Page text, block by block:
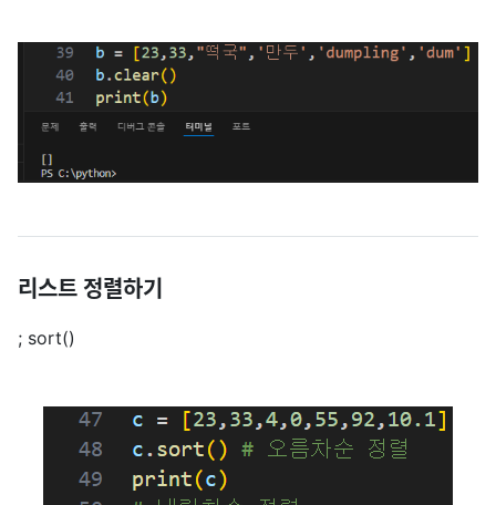
리스트 정렬하기
; sort()